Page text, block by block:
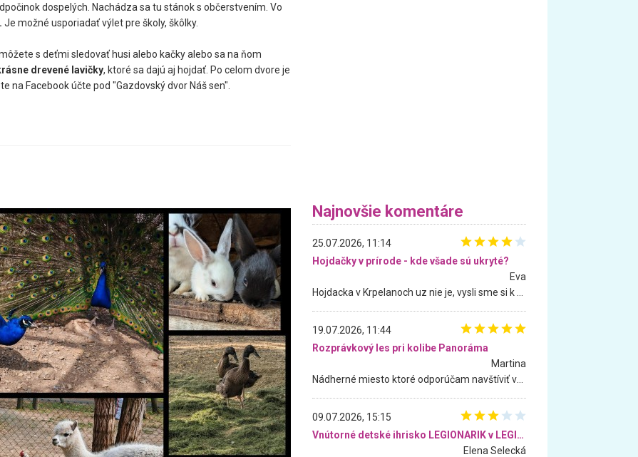
dospelých. Nachádza sa tu stánok s občerstvením. Vo
Je možné usporiadať výlet pre školy, škôlky.
s deťmi sledovať husi alebo kačky alebo sa na ňom
drevené lavičky, ktoré sa dajú aj hojdať. Po celom dvore je
na Facebook účte pod "Gazdovský dvor Náš sen".
Najnovšie komentáre
25.07.2026, 11:14
Hojdačky v prírode - kde všade sú ukryté?
Eva
19.07.2026, 11:44
Rozprávkový les pri kolibe Panoráma
Martina
09.07.2026, 15:15
Vnútorné detské ihrisko LEGIONARIK v LEGIA Fitness
Elena Selecká